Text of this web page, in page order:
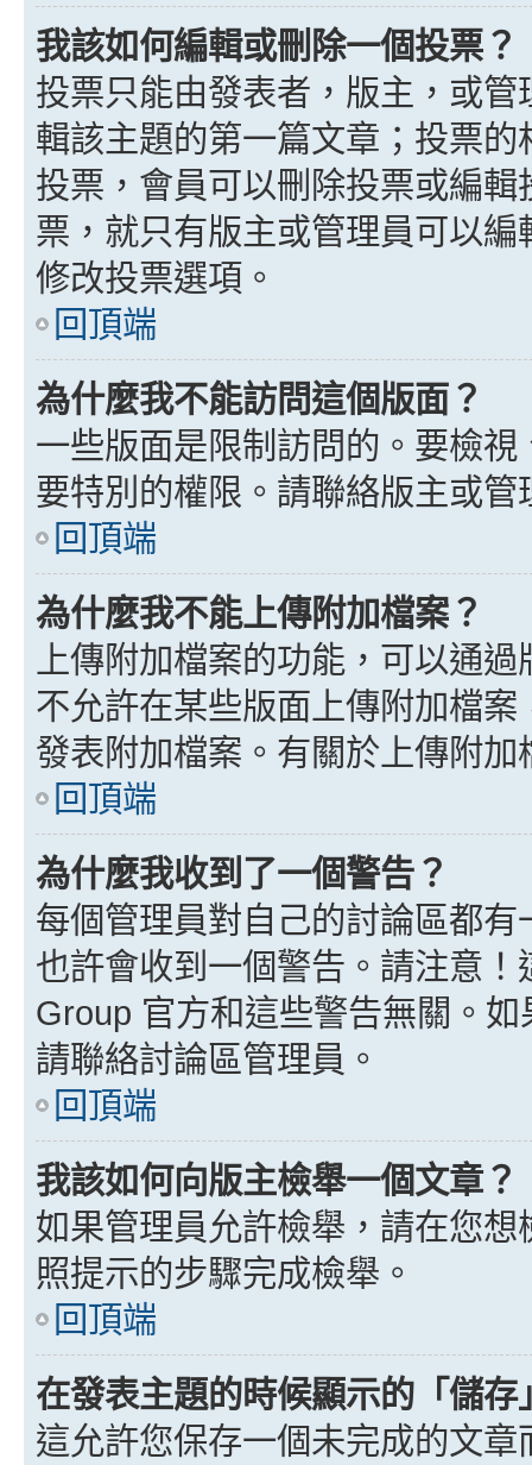
我該如何編輯或刪除一個投票？
投票只能由發表者，版主，或
輯該主題的第一篇文章；投票
投票，會員可以刪除投票或編
票，就只有版主或管理員可以
修改投票選項。
回頂端
為什麼我不能訪問這個版面？
一些版面是限制訪問的。要檢
要特別的權限。請聯絡版主或管
回頂端
為什麼我不能上傳附加檔案？
上傳附加檔案的功能，可以通
不允許在某些版面上傳附加檔
發表附加檔案。有關於上傳附
回頂端
為什麼我收到了一個警告？
每個管理員對自己的討論區都
也許會收到一個警告。請注意
Group 官方和這些警告無關。
請聯絡討論區管理員。
回頂端
我該如何向版主檢舉一個文章？
如果管理員允許檢舉，請在您
照提示的步驟完成檢舉。
回頂端
在發表主題的時候顯示的「儲
這允許您保存一個未完成的文